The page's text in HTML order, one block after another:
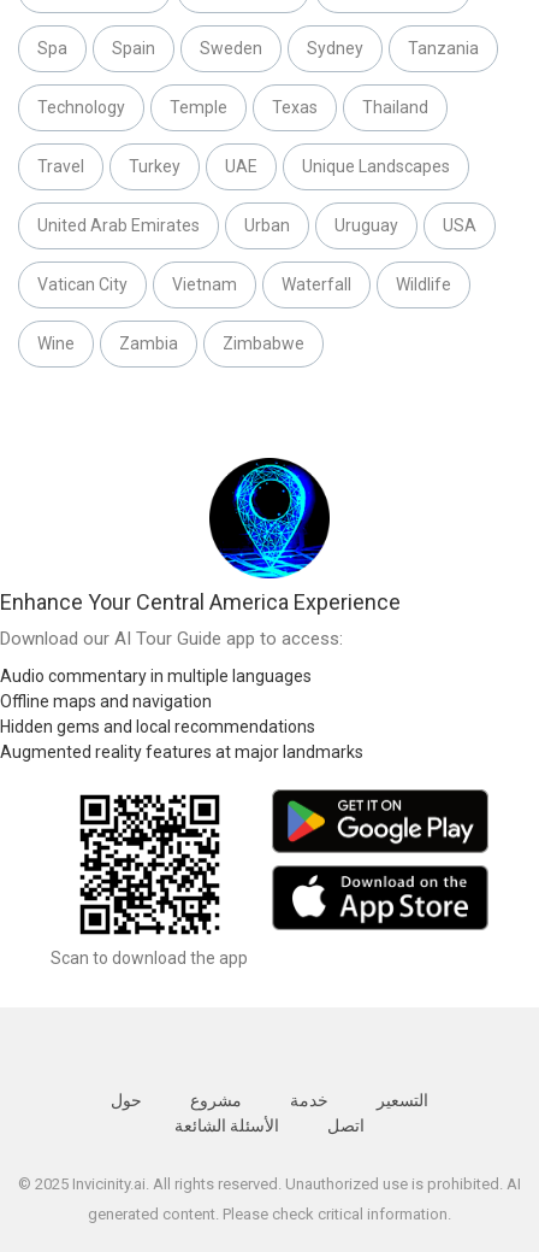
Spa Spain Sweden Sydney Tanzania
Technology Temple Texas Thailand
Travel Turkey UAE Unique Landscapes
United Arab Emirates Urban Uruguay USA
Vatican City Vietnam Waterfall Wildlife
Wine Zambia Zimbabwe
Enhance Your Central America Experience
Download our AI Tour Guide app to access:
Audio commentary in multiple languages
Offline maps and navigation
Hidden gems and local recommendations
Augmented reality features at major landmarks
Scan to download the app
حول مشروع خدمة
التسعير
الأسئلة الشائعة
اتصل
© 2025 Invicinity.ai. All rights reserved. Unauthorized use is prohibited. AI
generated content. Please check critical information.